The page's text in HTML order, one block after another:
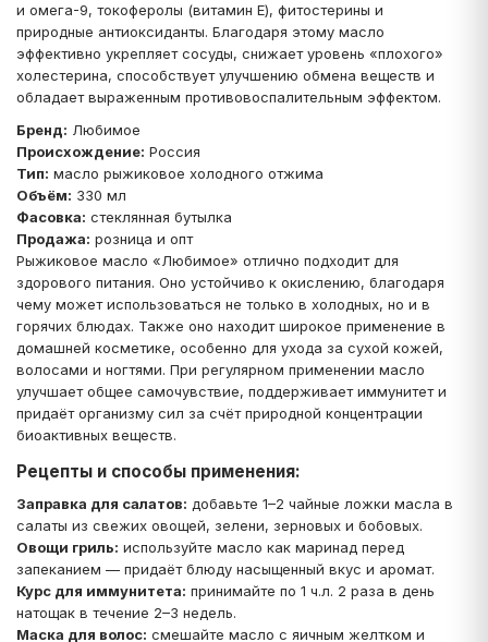
и омега-9, токоферолы (витамин Е), фитостерины и
природные антиоксиданты. Благодаря этому масло
эффективно укрепляет сосуды, снижает уровень «плохого»
холестерина, способствует улучшению обмена веществ и
обладает выраженным противовоспалительным эффектом.
Бренд: Любимое
Происхождение: Россия
Тип: масло рыжиковое холодного отжима
Объём: 330 мл
Фасовка: стеклянная бутылка
Продажа: розница и опт
Рыжиковое масло «Любимое» отлично подходит для
здорового питания. Оно устойчиво к окислению, благодаря
чему может использоваться не только в холодных, но и в
горячих блюдах. Также оно находит широкое применение в
домашней косметике, особенно для ухода за сухой кожей,
волосами и ногтями. При регулярном применении масло
улучшает общее самочувствие, поддерживает иммунитет и
придаёт организму сил за счёт природной концентрации
биоактивных веществ.
Рецепты и способы применения:
Заправка для салатов: добавьте 1–2 чайные ложки масла в
салаты из свежих овощей, зелени, зерновых и бобовых.
Овощи гриль: используйте масло как маринад перед
запеканием — придаёт блюду насыщенный вкус и аромат.
Курс для иммунитета: принимайте по 1 ч.л. 2 раза в день
натощак в течение 2–3 недель.
Маска для волос: смешайте масло с яичным желтком и